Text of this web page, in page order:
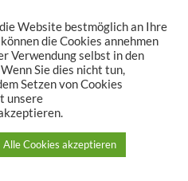
AUFLEGER GOBELIN,BESTICKTE
,BILLIGE KISSEN,
, BILLIGE
,BROTKORB FRÜHLING
SANDER
FRÜHLING
,FESTLICHE
,
Website bestmöglich an Ihre
die Cookies annehmen
Verwendung selbst in den
Sie dies nicht tun,
Setzen von Cookies
unsere
Alle Cookies akzeptieren